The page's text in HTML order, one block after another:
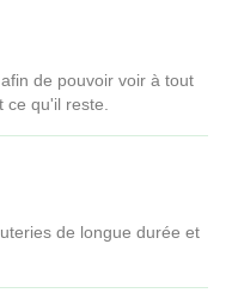
de pouvoir voir à tout
qu'il reste.
de longue durée et